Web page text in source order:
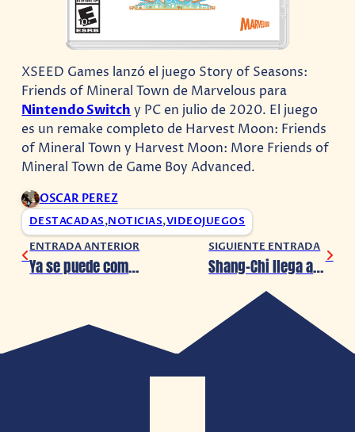
XSEED Games lanzó el juego Story of Seasons:
Friends of Mineral Town de Marvelous para
Nintendo Switch y PC en julio de 2020. El juego
es un remake completo de Harvest Moon: Friends
of Mineral Town y Harvest Moon: More Friends of
Mineral Town de Game Boy Advanced.
OSCAR PEREZ
DESTACADAS,NOTICIAS,VIDEOJUEGOS
ENTRADA ANTERIOR
Ya se puede comprar el máximo nivel de Mercado Libre y Mercado Pago para beneficios únicos
SIGUIENTE ENTRADA
Shang-Chi llega a la Isla de Fortnite